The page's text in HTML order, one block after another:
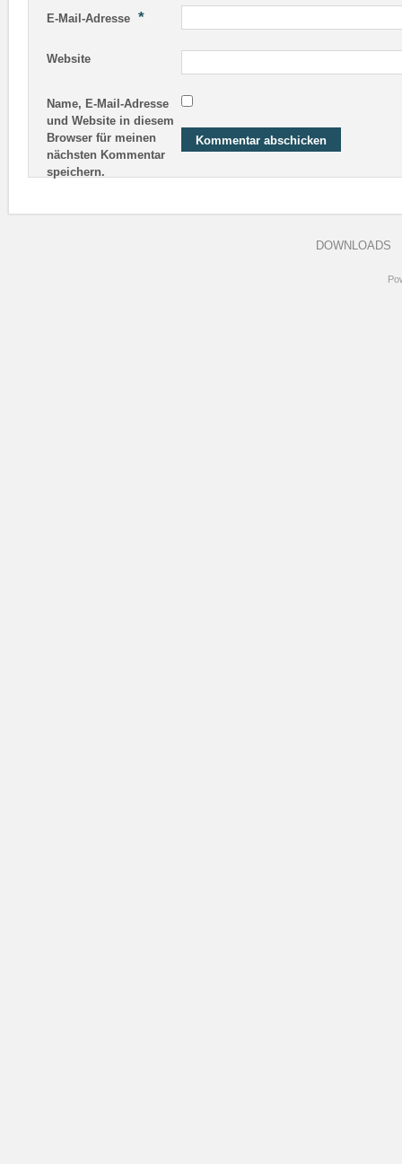
E-Mail-Adresse *
Website
Name, E-Mail-Adresse
und Website in diesem
Browser für meinen
nächsten Kommentar
speichern.
DOWNLOADS